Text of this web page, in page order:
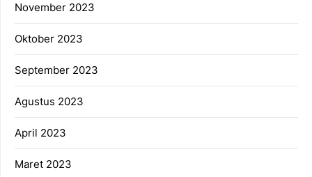
November 2023
Oktober 2023
September 2023
Agustus 2023
April 2023
Maret 2023